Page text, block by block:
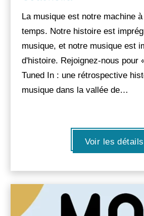
La musique est notre machine
temps. Notre histoire est
musique, et notre musique est
d'histoire. Rejoignez-nous pour
Tuned In : une rétrospective
musique dans la vallée de…
Voir les détails